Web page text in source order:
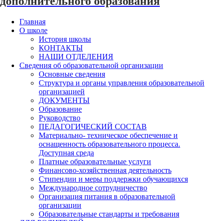
Главная
О школе
История школы
КОНТАКТЫ
НАШИ ОТДЕЛЕНИЯ
Сведения об образовательной организации
Основные сведения
Структура и органы управления образовательной
организацией
ДОКУМЕНТЫ
Образование
Руководство
ПЕДАГОГИЧЕСКИЙ СОСТАВ
Материально- техническое обеспечение и
оснащенность образовательного процесса.
Доступная среда
Платные образовательные услуги
Финансово-хозяйственная деятельность
Стипендии и меры поддержки обучающихся
Международное сотрудничество
Организация питания в образовательной
организации
Образовательные стандарты и требования